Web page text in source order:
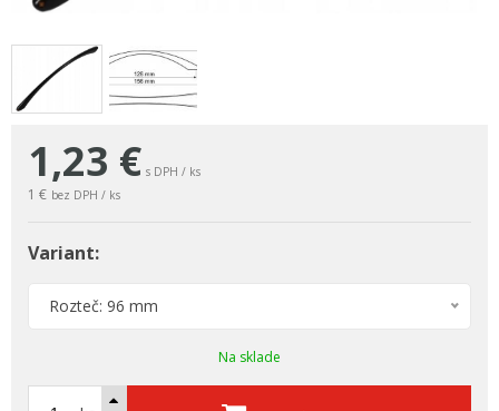
1,23 € s DPH / ks
1 € bez DPH / ks
Variant:
Rozteč: 96 mm
Na sklade